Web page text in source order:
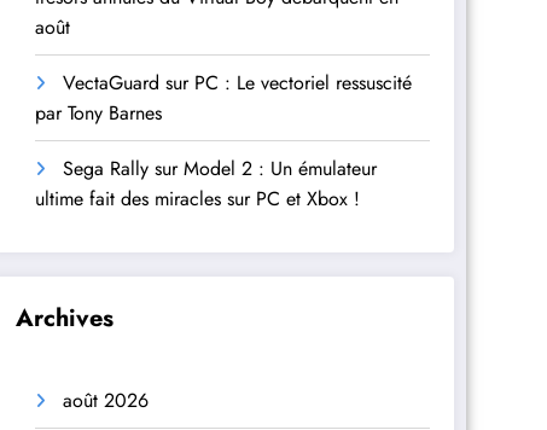
août
VectaGuard sur PC : Le vectoriel ressuscité
par Tony Barnes
Sega Rally sur Model 2 : Un émulateur
ultime fait des miracles sur PC et Xbox !
Archives
août 2026